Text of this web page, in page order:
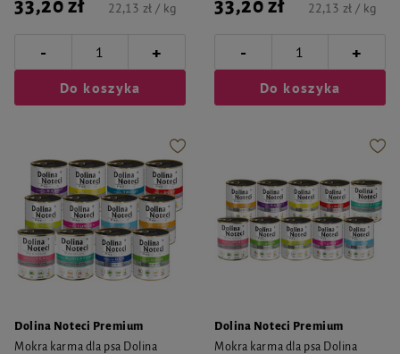
33,20 zł 22,13 zł / kg
- +
Do koszyka
33,20 zł 22,13 zł / kg
- +
Do koszyka
Dolina Noteci Premium
Mokra karma dla psa Dolina
Dolina Noteci Premium
Mokra karma dla psa Dolina